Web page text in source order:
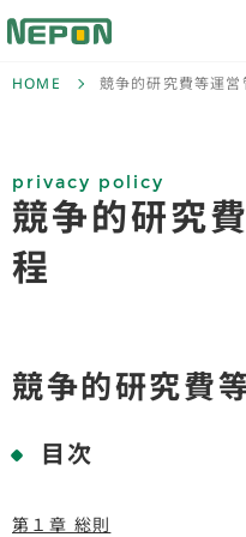
HOME 競争的研究費等運営
privacy policy
競争的研究
程
競争的研究費
目次
第１章 総則